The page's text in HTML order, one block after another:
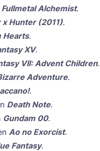
Fullmetal Alchemist.
x Hunter (2011).
Hearts.
XV.
VII: Advent Children.
Adventure.
.
Death Note.
Gundam 00.
Ao no Exorcist.
Fantasy.